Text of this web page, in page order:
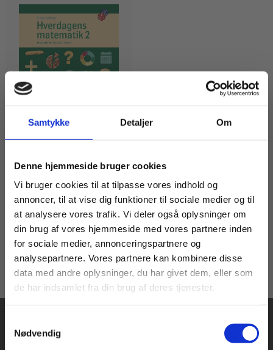
Samtykke Detaljer Om
Denne hjemmeside bruger cookies
Vi bruger cookies til at tilpasse vores indhold og
annoncer, til at vise dig funktioner til sociale medier og til
at analysere vores trafik. Vi deler også oplysninger om
din brug af vores hjemmeside med vores partnere inden
for sociale medier, annonceringspartnere og
analysepartnere. Vores partnere kan kombinere disse
data med andre oplysninger, du har givet dem, eller som
de har indsamlet fra din brug af deres tjenester.
Nødvendig
Niels Tafdrup
Fra
215,00 KR.
Køb læremidler og find masterclasses mm.
Fortsæt som:
For privatkunder og
studerende. Du får
vist priser inkl.
For institutioner og
virksomheder. Du
får vist priser ekskl.